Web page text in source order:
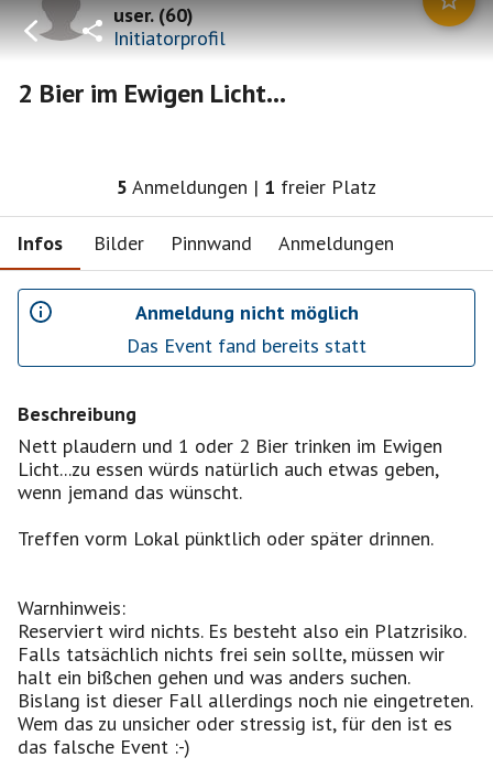
user.(60)
Initiatorprofil
2 Bier im Ewigen Licht...
5 Anmeldungen | 1 freier Platz
Infos Bilder Pinnwand Anmeldungen
Anmeldung nicht möglich
Das Event fand bereits statt
Beschreibung
Nett plaudern und 1 oder 2 Bier trinken im Ewigen
Licht...zu essen würds natürlich auch etwas geben,
wenn jemand das wünscht.
Treffen vorm Lokal pünktlich oder später drinnen.
Warnhinweis:
Reserviert wird nichts. Es besteht also ein Platzrisiko.
Falls tatsächlich nichts frei sein sollte, müssen wir
halt ein bißchen gehen und was anders suchen.
Bislang ist dieser Fall allerdings noch nie eingetreten.
Wem das zu unsicher oder stressig ist, für den ist es
das falsche Event :-)